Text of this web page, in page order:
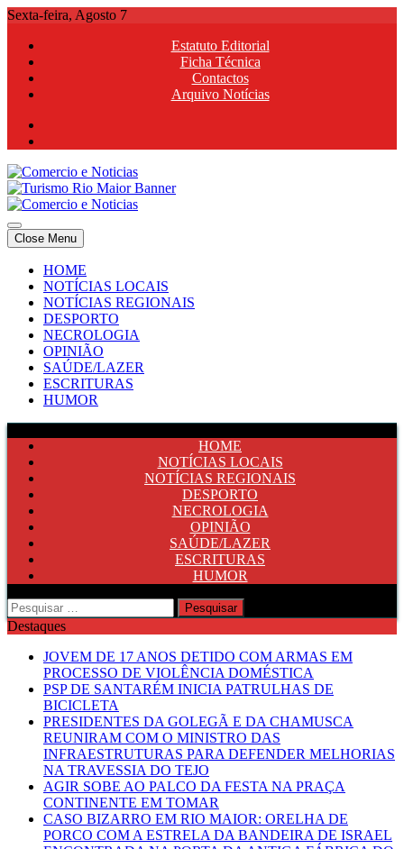
Skip
content
Sexta-feira, Agosto 7
Estatuto Editorial
Ficha Técnica
Contactos
Arquivo Notícias
Comercio e Noticias
Notícias e Publicidade Online
Comercio e Noticias
Notícias e Publicidade Online
Close Menu
HOME
NOTÍCIAS LOCAIS
NOTÍCIAS REGIONAIS
DESPORTO
NECROLOGIA
OPINIÃO
SAÚDE/LAZER
ESCRITURAS
HUMOR
HOME
NOTÍCIAS LOCAIS
NOTÍCIAS REGIONAIS
DESPORTO
NECROLOGIA
OPINIÃO
SAÚDE/LAZER
ESCRITURAS
HUMOR
Pesquisar
por:
Destaques
JOVEM DE 17 ANOS DETIDO COM ARMAS EM
PROCESSO DE VIOLÊNCIA DOMÉSTICA
PSP DE SANTARÉM INICIA PATRULHAS DE
BICICLETA
PRESIDENTES DA GOLEGÃ E DA CHAMUSCA
REUNIRAM COM O MINISTRO DAS
INFRAESTRUTURAS PARA DEFENDER MELHORIAS
NA TRAVESSIA DO TEJO
AGIR SOBE AO PALCO DA FESTA NA PRAÇA
CONTINENTE EM TOMAR
CASO BIZARRO EM RIO MAIOR: ORELHA DE
PORCO COM A ESTRELA DA BANDEIRA DE ISRAEL